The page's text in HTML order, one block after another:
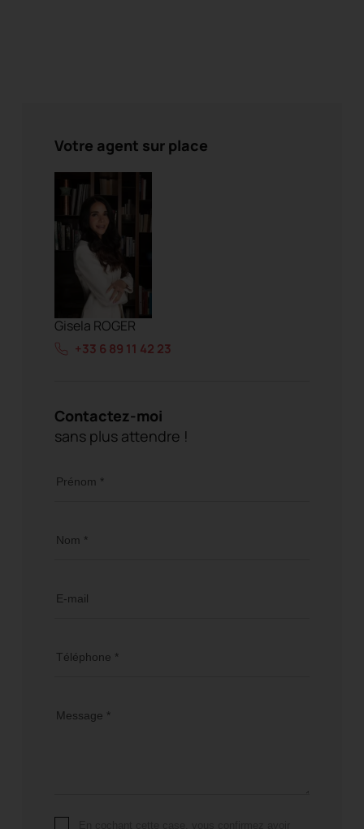
Votre agent sur place
Gisela ROGER
+33 6 89 11 42 23
Contactez-moi
sans plus attendre !
Prénom *
Nom *
E-mail
Téléphone *
Message *